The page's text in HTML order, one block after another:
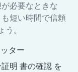
必要なときな
短い時間で信頼
。
ター
明 書の確認 を